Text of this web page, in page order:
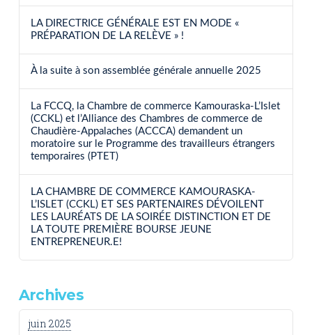
LA DIRECTRICE GÉNÉRALE EST EN MODE «
PRÉPARATION DE LA RELÈVE » !
À la suite à son assemblée générale annuelle 2025
La FCCQ, la Chambre de commerce Kamouraska-L’Islet
(CCKL) et l’Alliance des Chambres de commerce de
Chaudière-Appalaches (ACCCA) demandent un
moratoire sur le Programme des travailleurs étrangers
temporaires (PTET)
LA CHAMBRE DE COMMERCE KAMOURASKA-
L’ISLET (CCKL) ET SES PARTENAIRES DÉVOILENT
LES LAURÉATS DE LA SOIRÉE DISTINCTION ET DE
LA TOUTE PREMIÈRE BOURSE JEUNE
ENTREPRENEUR.E!
Archives
juin 2025